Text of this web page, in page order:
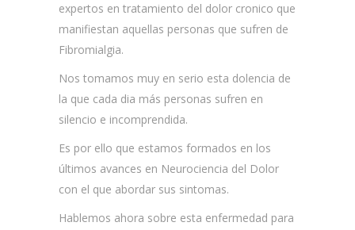
expertos en tratamiento del dolor cronico que
manifiestan aquellas personas que sufren de
Fibromialgia.
Nos tomamos muy en serio esta dolencia de
la que cada dia más personas sufren en
silencio e incomprendida.
Es por ello que estamos formados en los
últimos avances en Neurociencia del Dolor
con el que abordar sus sintomas.
Hablemos ahora sobre esta enfermedad para